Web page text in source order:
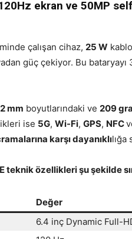
ekran ve 50MP
çalışan cihaz, 25 W
güç çekiyor. Bu bataryayı
mm boyutlarındaki ve 209
ise 5G, Wi-Fi, GPS, NFC
karşı dayanıklı
teknik özellikleri şu şekilde
Değer
6.4 inç Dynamic Full-